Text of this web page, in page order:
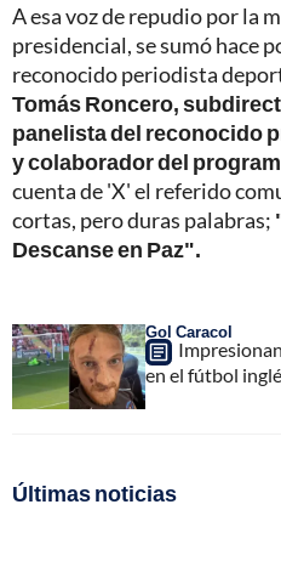
A esa voz de repudio por la
presidencial, se sumó hace
reconocido periodista
Tomás Roncero,
panelista del reconocido
y colaborador del
cuenta de 'X' el referido
cortas, pero duras palabras;
Descanse en Paz".
Gol Caracol
en el fútbol
Últimas noticias